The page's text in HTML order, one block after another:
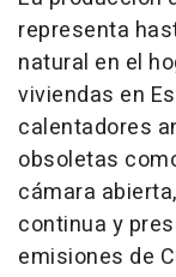
representa
natural en el
viviendas en
calentadores
obsoletas
cámara
continua y
emisiones de